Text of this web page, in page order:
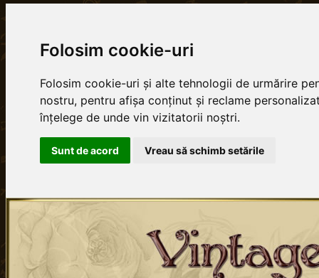
Folosim cookie-uri
Folosim cookie-uri și alte tehnologii de urmărire
nostru, pentru afișa conținut și reclame
înțelege de unde vin vizitatorii noștri.
Sunt de acord Vreau să schimb setările